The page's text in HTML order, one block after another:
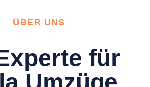
ÜBER UNS
für